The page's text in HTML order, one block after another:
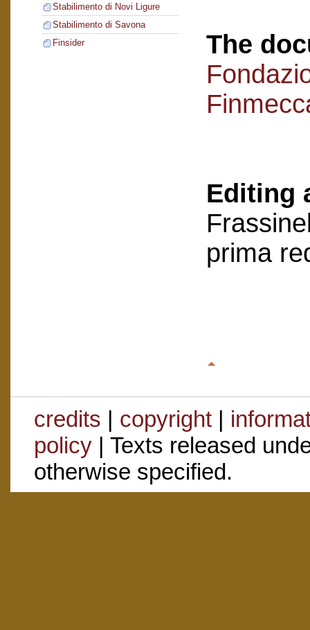
Stabilimento di Novi Ligure
Stabilimento di Savona
Finsider
The
Editing
prima
credits | copyright|
policy| Texts released
otherwise specified.